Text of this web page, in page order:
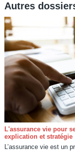
Autres
L'assurance vie pour
explication et stratégie
L’assurance vie est un